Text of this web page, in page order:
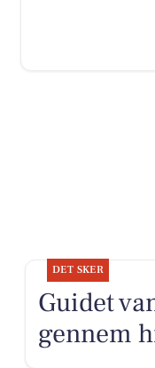
DET SKER
Guidet
gennem